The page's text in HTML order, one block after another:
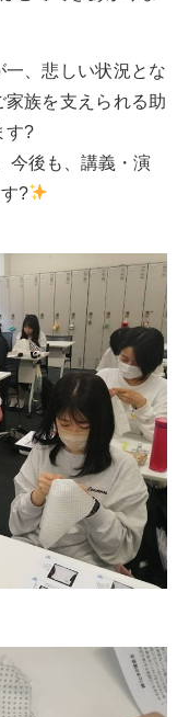
、悲しい状況とな
族を支えられる助
す?
今後も、講義・演
?